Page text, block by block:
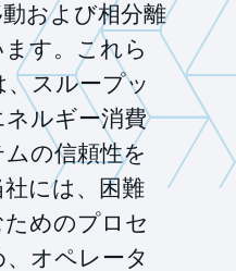
および相分離
す。これら
スループッ
ネルギー消費
の信頼性を
には、困難
めのプロセ
オペレータ